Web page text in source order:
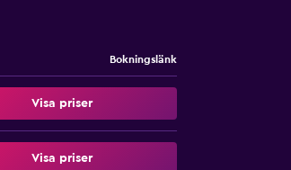
Bokningslänk
Visa priser
Visa priser